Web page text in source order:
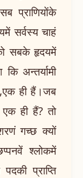
प्राणियोंके
सर्वस्य चाहं
सबके हृदयमें
अन्तर्यामी
ही हैं।जब
एक ही हैं? तो
गच्छ क्यों
श्लोकमें
प्राप्ति